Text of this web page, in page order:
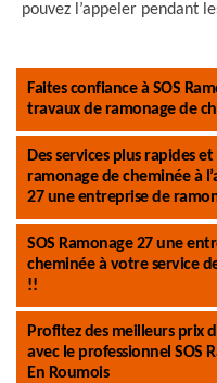
pouvez l’appeler pendant
Faites confiance à SOS
travaux de ramonage de
Des services plus rapides
ramonage de cheminée à
27 une entreprise de
SOS Ramonage 27 une
cheminée à votre service
!!
Profitez des meilleurs prix
avec le professionnel SOS
En Roumois